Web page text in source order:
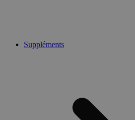
Suppléments